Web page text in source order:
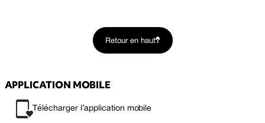
Retour en haut
APPLICATION MOBILE
Télécharger l’application mobile